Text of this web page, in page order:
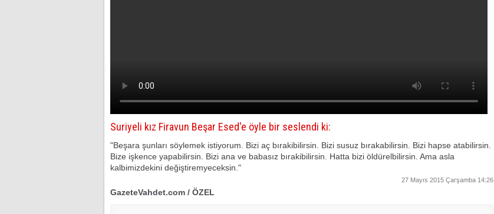
Suriyeli kız Firavun Beşar Esed'e öyle bir seslendi ki:
"Beşara şunları söylemek istiyorum. Bizi aç bırakibilirsin. Bizi susuz bırakabilirsin. Bizi hapse atabilirsin.
Bize işkence yapabilirsin. Bizi ana ve babasız bırakibilirsin. Hatta bizi öldürelbilirsin. Ama asla
kalbimizdekini değiştiremyeceksin."
27 Mayıs 2015 Çarşamba 14:26
GazeteVahdet.com / ÖZEL